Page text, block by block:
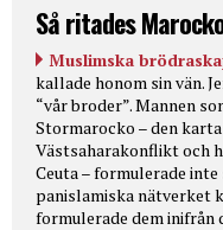
Så ritades
Muslimska
kallade honom sin vän.
“vår broder”. Mannen
Stormarocko – den
Västsaharakonflikt och
Ceuta – formulerade
panislamiska nätverket
formulerade dem